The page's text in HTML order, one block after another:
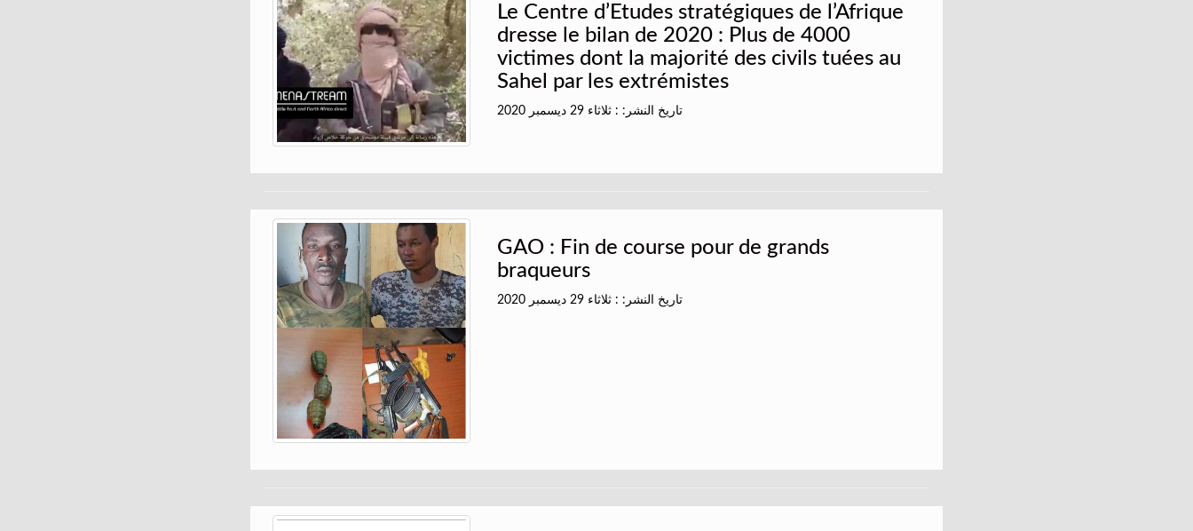
Le Centre d’Etudes stratégiques de l’Afrique
dresse le bilan de 2020 : Plus de 4000
victimes dont la majorité des civils tuées au
Sahel par les extrémistes
تاريخ النشر: : ثلاثاء 29 ديسمبر 2020
GAO : Fin de course pour de grands
braqueurs
تاريخ النشر: : ثلاثاء 29 ديسمبر 2020